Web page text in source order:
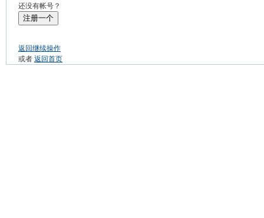
还没有帐号？
注册一个
返回继续操作
或者 返回首页